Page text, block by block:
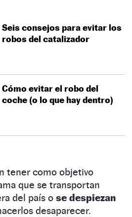
Seis consejos para evitar los
robos del catalizador
Cómo evitar el robo del
coche (o lo que hay dentro)
tener como objetivo
que se transportan
del país o se despiezan
desaparecer.